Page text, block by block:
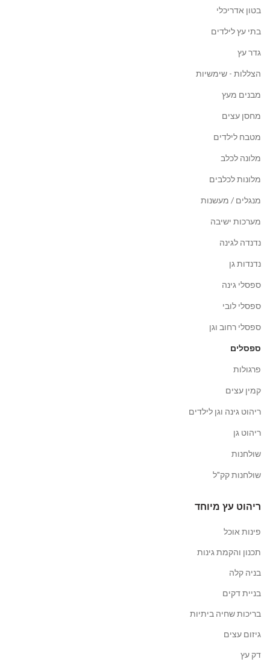
בטון אדריכלי
בתי עץ לילדים
גדר עץ
הצללות - שימשיות
מבנים מעץ
מחסן עצים
מטבח לילדים
מלונה לכלב
מלונות לכלבים
מנגלים / מעשנות
מערכות ישיבה
נדנדה לגינה
נדנדות גן
ספסלי גינה
ספסלי לובי
ספסלי רחוב וגן
ספסלים
פרגולות
קמין עצים
ריהוט גינה וגן לילדים
ריהוט גן
שולחנות
שולחנות קק"ל
ריהוט עץ מיוחד
פינות אוכל
תכנון והקמת גינות
בניה קלה
בניית דקים
בריכות שחיה ביתיות
גיזום עצים
דק עץ